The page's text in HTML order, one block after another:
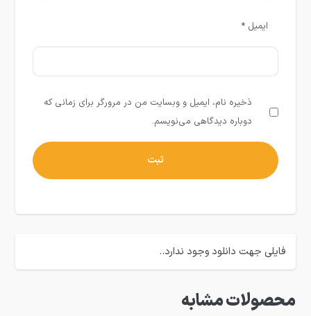
ایمیل*
ذخیره نام، ایمیل و وبسایت من در مرورگر برای زمانی که
دوباره دیدگاهی می‌نویسم.
فایلی جهت دانلود وجود ندارد..
محصولات مشابه